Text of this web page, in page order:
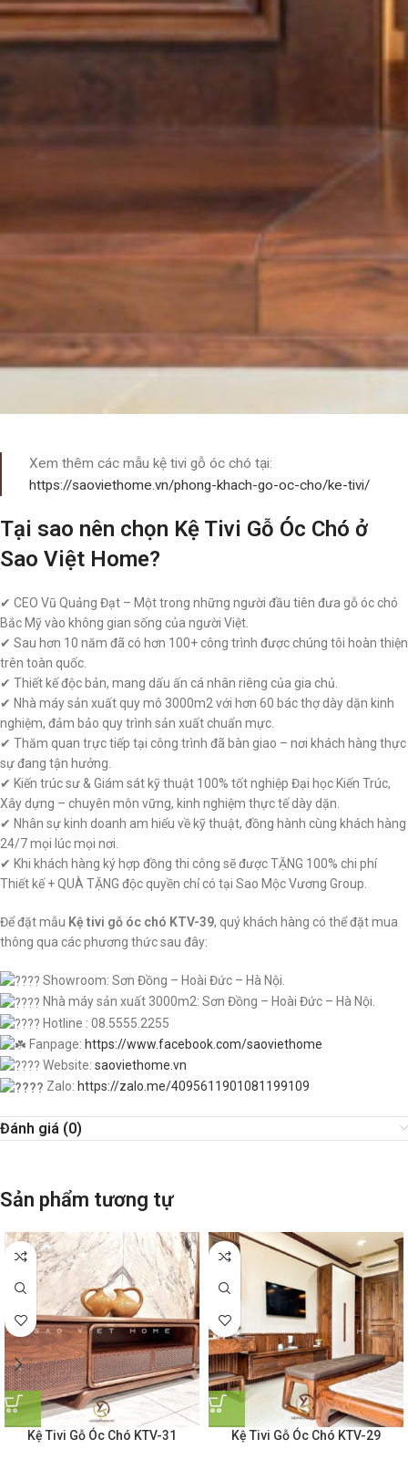
Xem thêm các mẫu kệ tivi gỗ óc chó tại:
https://saoviethome.vn/phong-khach-go-oc-cho/ke-tivi/
Tại sao nên chọn Kệ Tivi Gỗ Óc Chó ở
Sao Việt Home?
✔ CEO Vũ Quảng Đạt – Một trong những người đầu tiên đưa gỗ óc chó
Bắc Mỹ vào không gian sống của người Việt.
✔ Sau hơn 10 năm đã có hơn 100+ công trình được chúng tôi hoàn thiện
trên toàn quốc.
✔ Thiết kế độc bản, mang dấu ấn cá nhân riêng của gia chủ.
✔ Nhà máy sản xuất quy mô 3000m2 với hơn 60 bác thợ dày dặn kinh
nghiệm, đảm bảo quy trình sản xuất chuẩn mực.
✔ Thăm quan trực tiếp tại công trình đã bàn giao – nơi khách hàng thực
sự đang tận hưởng.
✔ Kiến trúc sư & Giám sát kỹ thuật 100% tốt nghiệp Đại học Kiến Trúc,
Xây dựng – chuyên môn vững, kinh nghiệm thực tế dày dặn.
✔ Nhân sự kinh doanh am hiểu về kỹ thuật, đồng hành cùng khách hàng
24/7 mọi lúc mọi nơi.
✔ Khi khách hàng ký hợp đồng thi công sẽ được TẶNG 100% chi phí
Thiết kế + QUÀ TẶNG độc quyền chỉ có tại Sao Mộc Vương Group.
Để đặt mẫu Kệ tivi gỗ óc chó KTV-39, quý khách hàng có thể đặt mua
thông qua các phương thức sau đây:
Showroom: Sơn Đồng – Hoài Đức – Hà Nội.
Nhà máy sản xuất 3000m2: Sơn Đồng – Hoài Đức – Hà Nội.
Hotline : 08.5555.2255
Fanpage: https://www.facebook.com/saoviethome
Website: saoviethome.vn
Zalo: https://zalo.me/4095611901081199109
Đánh giá (0)
Sản phẩm tương tự
Kệ Tivi Gỗ Óc Chó KTV-31 Kệ Tivi Gỗ Óc Chó KTV-29